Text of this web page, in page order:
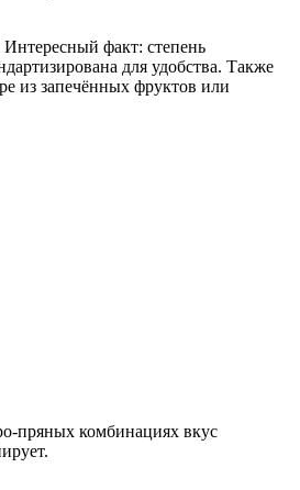
факт: степень
для удобства. Также
из запечённых фруктов или
пряных комбинациях вкус